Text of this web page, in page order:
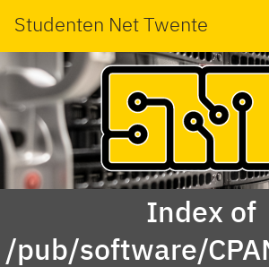
Studenten Net Twente
Index of
/pub/software/